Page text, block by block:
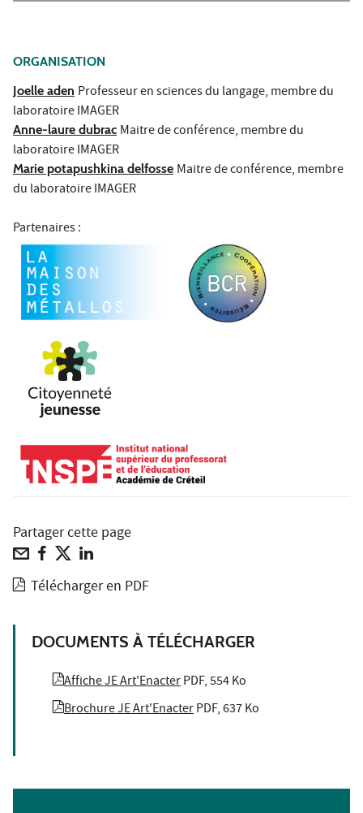
ORGANISATION
Joelle aden Professeur en sciences du langage, membre du
laboratoire IMAGER
Anne-laure dubrac Maitre de conférence, membre du
laboratoire IMAGER
Marie potapushkina delfosse Maitre de conférence, membre
du laboratoire IMAGER
Partenaires :
Partager cette page
Télécharger en PDF
DOCUMENTS À TÉLÉCHARGER
Affiche JE Art'EnacterPDF, 554 Ko
Brochure JE Art'EnacterPDF, 637 Ko